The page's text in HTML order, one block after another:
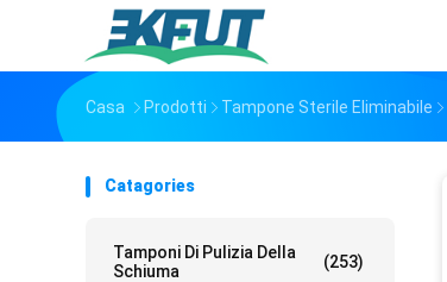
Casa Prodotti Tampone Sterile Eliminabile
Catagories
Tamponi Di Pulizia Della
Schiuma
(253)